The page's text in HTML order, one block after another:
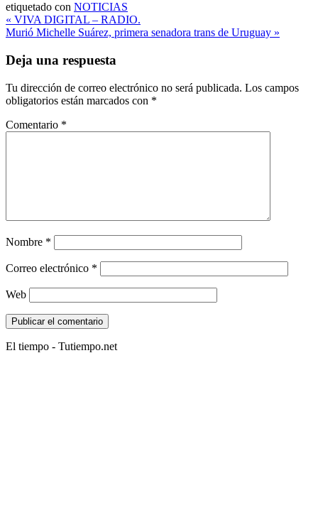
etiquetado con NOTICIAS
Navegación
de
entradas
« VIVA DIGITAL – RADIO.
Murió Michelle Suárez, primera senadora trans de Uruguay »
Deja una respuesta
Tu dirección de correo electrónico no será publicada. Los campos
obligatorios están marcados con *
Comentario *
Nombre *
Correo electrónico *
Web
El tiempo - Tutiempo.net